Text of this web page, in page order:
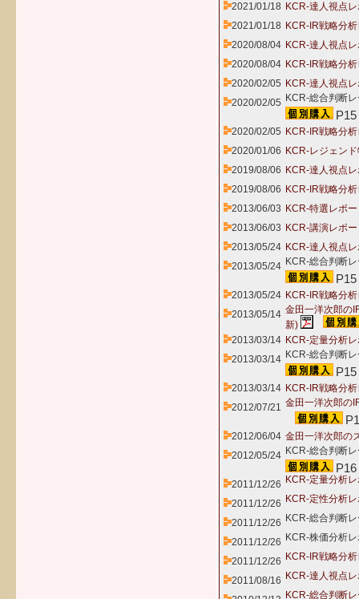
2021/01/18 KCR-達人視点
2021/01/18 KCR-IR戦略分
2020/08/04 KCR-達人視点
2020/08/04 KCR-IR戦略分
2020/02/05 KCR-達人視点
2020/02/05 KCR-総合判断
2020/02/05 KCR-IR戦略分
2020/01/06 KCR-レジェン
2019/08/06 KCR-達人視点
2019/08/06 KCR-IR戦略分
2013/06/03 KCR-特選レポ
2013/06/03 KCR-講演レポ
2013/05/24 KCR-達人視点
2013/05/24 KCR-総合判断
2013/05/24 KCR-IR戦略分
2013/05/14 金田一洋次郎の
新)
2013/03/14 KCR-定量分析
2013/03/14 KCR-総合判断
2013/03/14 KCR-IR戦略分
2012/07/21 金田一洋次郎の
2012/06/04 金田一洋次郎の
2012/05/24 KCR-総合判断
2011/12/26 KCR-定量分析
2011/12/26 KCR-定性分析
2011/12/26 KCR-総合判断
2011/12/26 KCR-株価分析
2011/12/26 KCR-IR戦略分
2011/08/16 KCR-達人視点
KCR-総合判断